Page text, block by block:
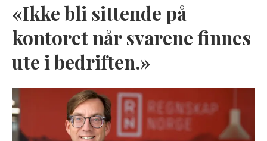
«Ikke bli sittende på
kontoret når svarene finnes
ute i bedriften.»